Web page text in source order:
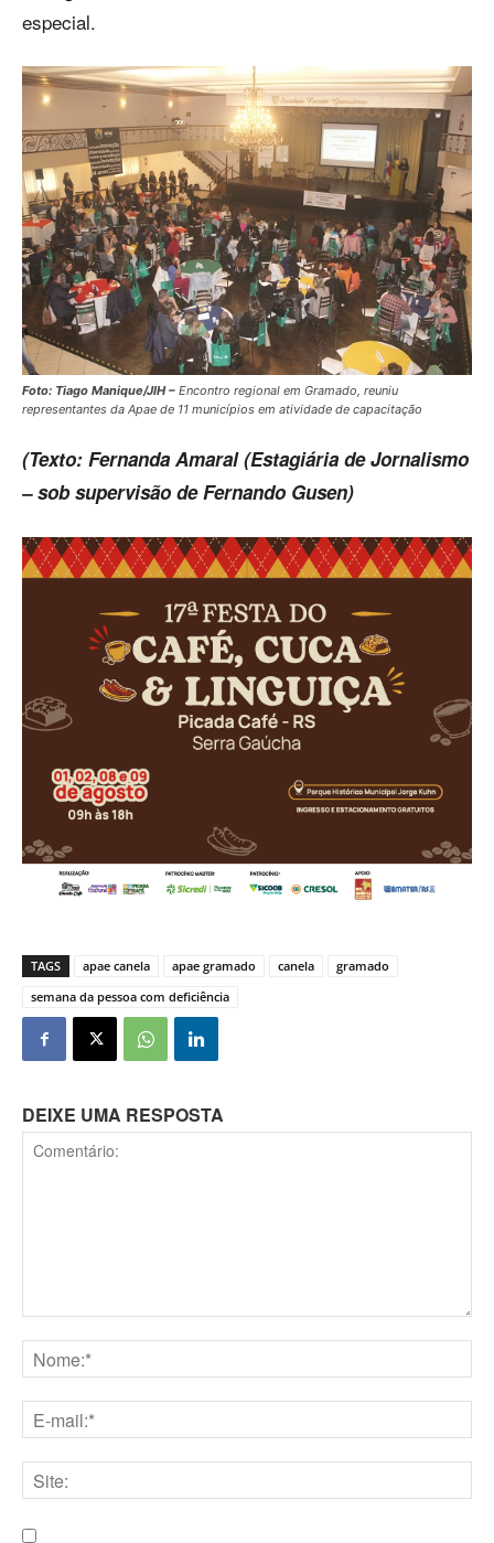
especial.
Foto: Tiago Manique/JIH – Encontro regional em Gramado, reuniu
representantes da Apae de 11 municípios em atividade de capacitação
(Texto: Fernanda Amaral (Estagiária de Jornalismo
– sob supervisão de Fernando Gusen)
TAGS apae canela apae gramado canela
gramado
semana da pessoa com deficiência
DEIXE UMA RESPOSTA
mail:*